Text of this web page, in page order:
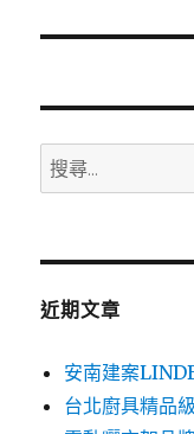
文
搜
尋
鍵
近期文章
安南建案
台北廚具精品